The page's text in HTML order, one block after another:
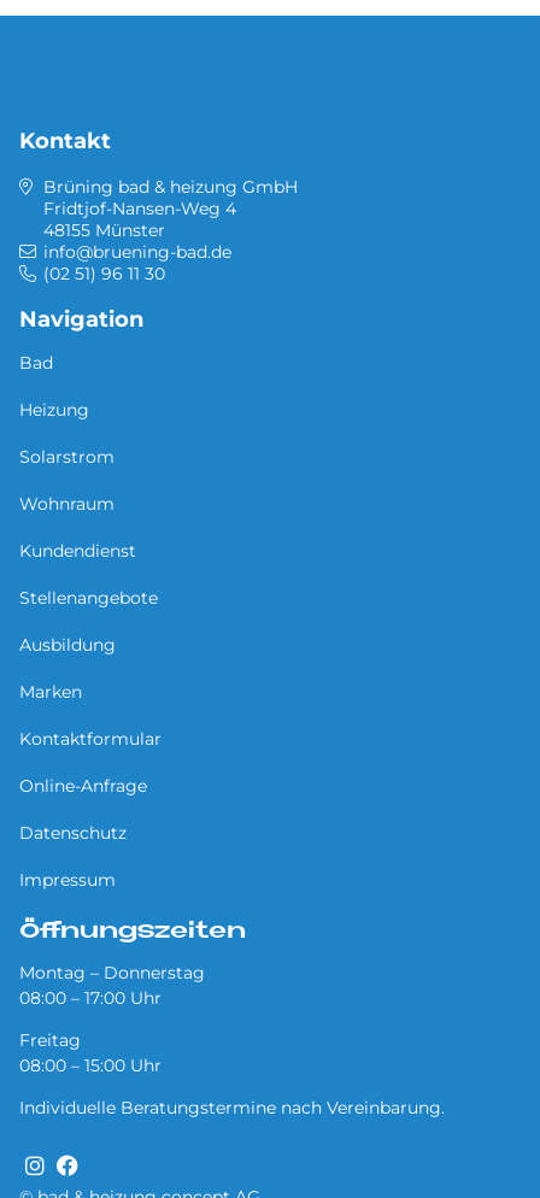
Kontakt
Brüning bad & heizung GmbH
Fridtjof-Nansen-Weg 4
48155 Münster
info@bruening-bad.de
(02 51) 96 11 30
Navigation
Bad
Heizung
Solarstrom
Wohnraum
Kundendienst
Stellenangebote
Ausbildung
Marken
Kontaktformular
Online-Anfrage
Datenschutz
Impressum
Öffnungszeiten
Montag – Donnerstag
08:00 – 17:00 Uhr
Freitag
08:00 – 15:00 Uhr
Individuelle Beratungstermine nach Vereinbarung.